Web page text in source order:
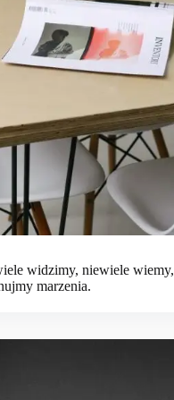
widzimy, niewiele wiemy,
marzenia.